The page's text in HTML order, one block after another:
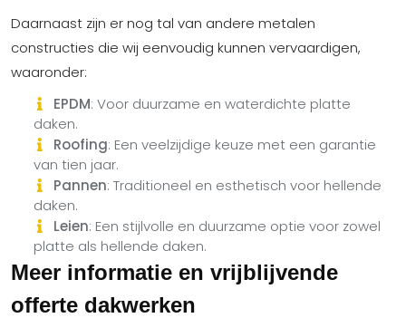
Daarnaast zijn er nog tal van andere metalen
constructies die wij eenvoudig kunnen vervaardigen,
waaronder:
EPDM: Voor duurzame en waterdichte platte
daken.
Roofing: Een veelzijdige keuze met een garantie
van tien jaar.
Pannen: Traditioneel en esthetisch voor hellende
daken.
Leien: Een stijlvolle en duurzame optie voor zowel
platte als hellende daken.
Meer informatie en vrijblijvende
offerte dakwerken